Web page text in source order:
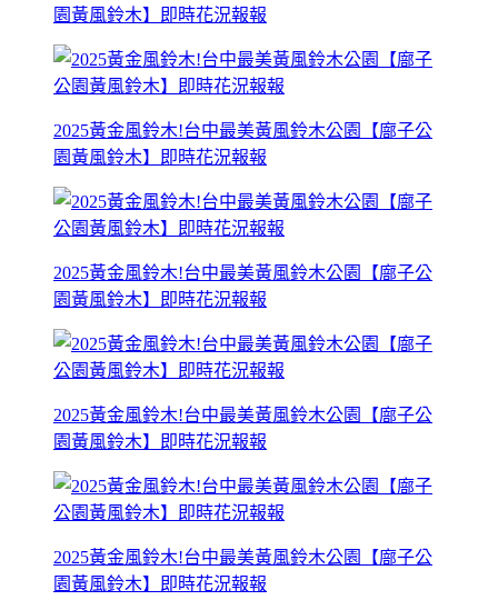
園黃風鈴木】即時花況報報
2025黃金風鈴木!台中最美黃風鈴木公園【廍子公
園黃風鈴木】即時花況報報
2025黃金風鈴木!台中最美黃風鈴木公園【廍子公
園黃風鈴木】即時花況報報
2025黃金風鈴木!台中最美黃風鈴木公園【廍子公
園黃風鈴木】即時花況報報
2025黃金風鈴木!台中最美黃風鈴木公園【廍子公
園黃風鈴木】即時花況報報